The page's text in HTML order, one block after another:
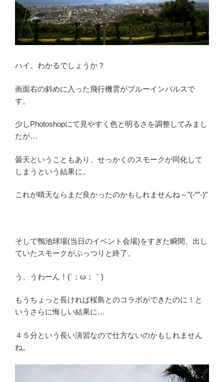
ハイ。わかるでしょうか？
画面右の斜めに入った飛行機雲がブルーインパルスで
す。
少しPhotoshopにて見やすく色と明るさを調整してみまし
たが…
曇天ということもあり、せっかくのスモークが同化して
しまうという結果に。
これが晴天ならまだ良かったのかもしれませんね～”(-“”-)”
そして鴨池球場(当日のイベント会場)をすぎた瞬間、出し
ていたスモークがぷっつりと終了。
う、うわーん！(´；ω；｀)
もうちょっと長ければ桜島とのコラボができたのに！と
いうさらに悔しい結果に…
４５分という長い演習なので仕方ないのかもしれません
ね。